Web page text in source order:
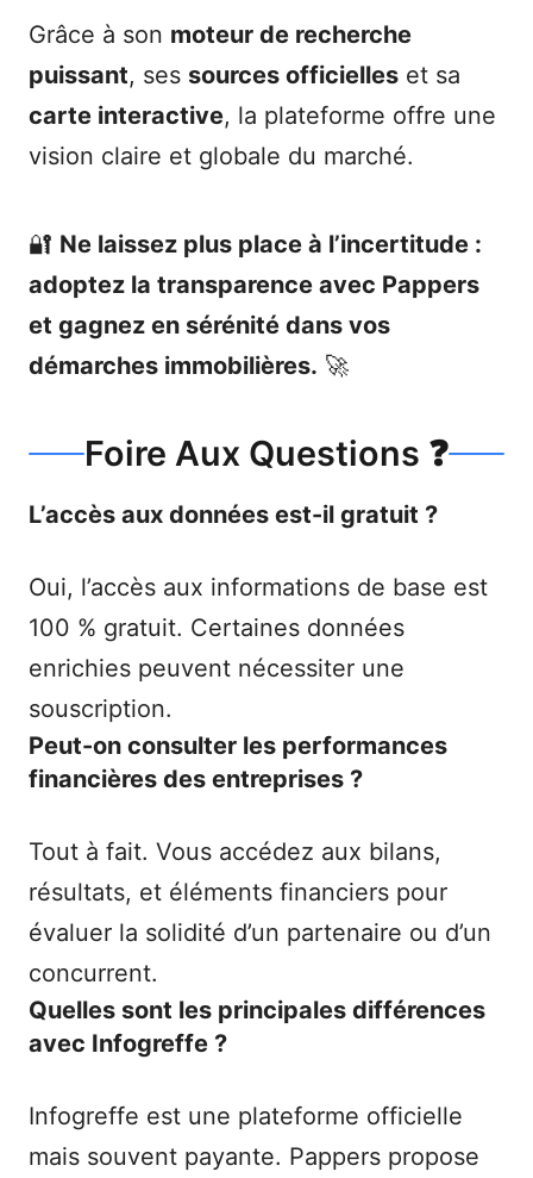
Grâce à son moteur de recherche
puissant, ses sources officielles et sa
carte interactive, la plateforme offre une
vision claire et globale du marché.
🔐 Ne laissez plus place à l’incertitude :
adoptez la transparence avec Pappers
et gagnez en sérénité dans vos
démarches immobilières. 🚀
Foire Aux Questions ❓
L’accès aux données est-il gratuit ?
Oui, l’accès aux informations de base est
100 % gratuit. Certaines données
enrichies peuvent nécessiter une
souscription.
Peut-on consulter les performances
financières des entreprises ?
Tout à fait. Vous accédez aux bilans,
résultats, et éléments financiers pour
évaluer la solidité d’un partenaire ou d’un
concurrent.
Quelles sont les principales différences
avec Infogreffe ?
Infogreffe est une plateforme officielle
mais souvent payante. Pappers propose